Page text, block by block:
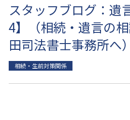
スタッフブログ：遺
4】（相続・遺言の
田司法書士事務所へ）
相続・生前対策関係